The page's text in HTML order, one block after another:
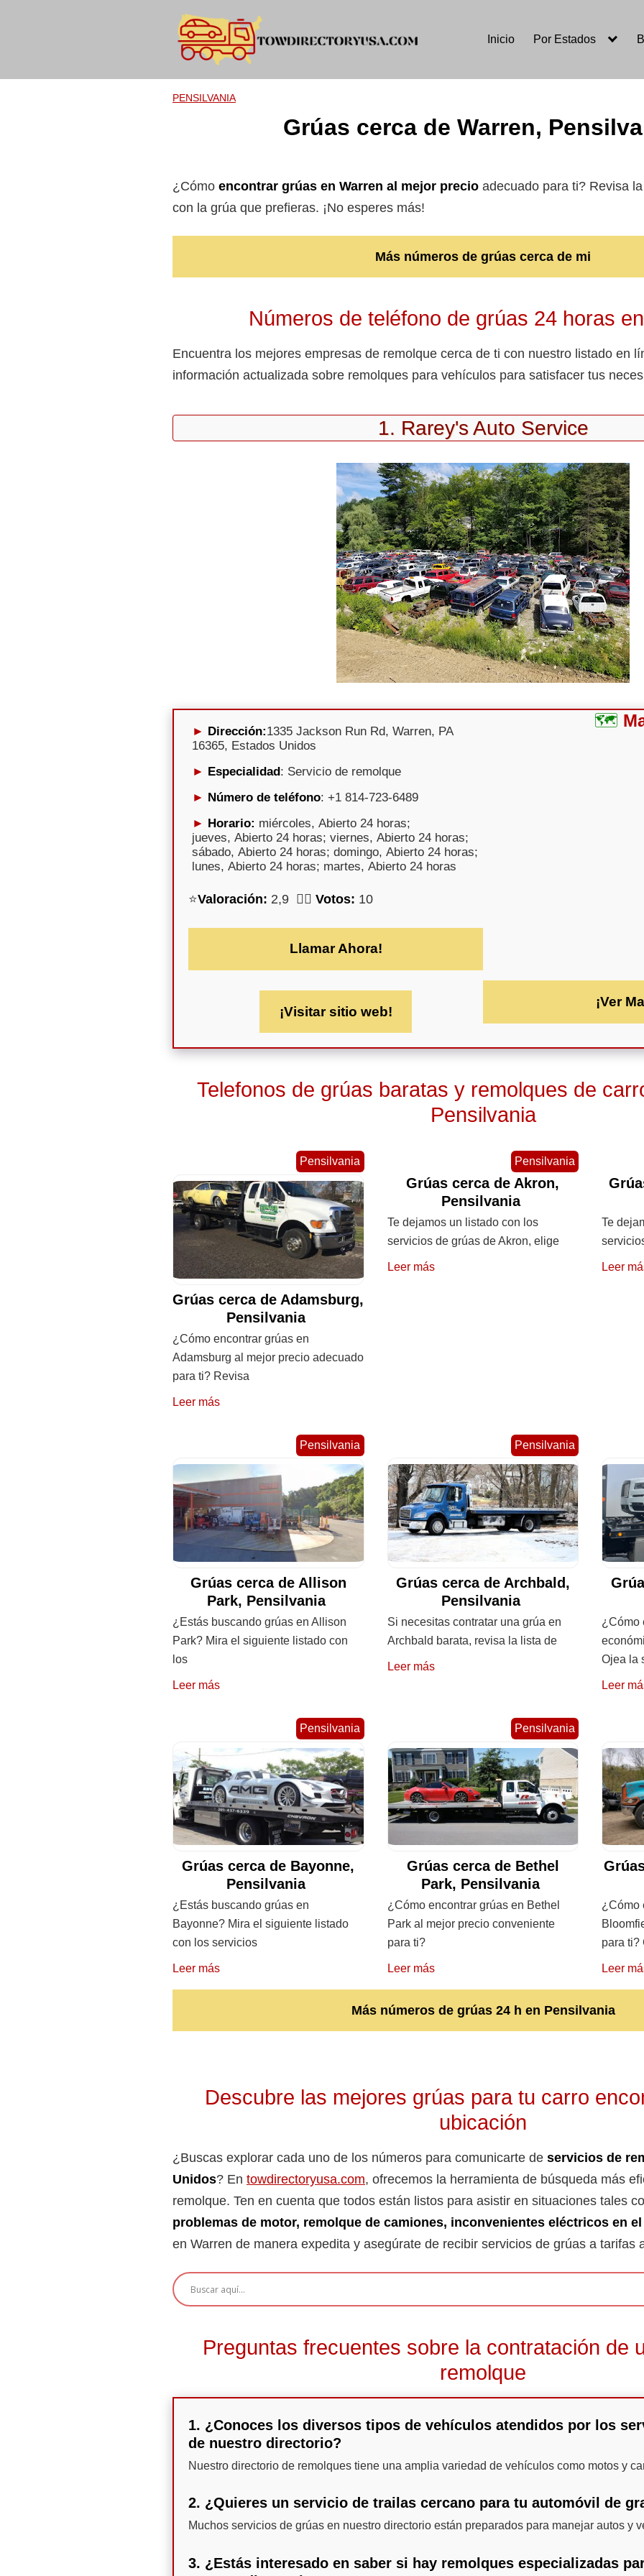
Inicio Por Estados
PENSILVANIA
Grúas cerca de Warren,
¿Cómo encontrar grúas en Warren al mejor precio adecuado para ti? Revisa
con la grúa que prefieras. ¡No esperes más!
Más números de grúas cerca de mi
Números de teléfono de grúas 24 horas
Encuentra los mejores empresas de remolque cerca de ti con nuestro listado en
información actualizada sobre remolques para vehículos para satisfacer tus
1. Rarey's Auto Service
Dirección:1335 Jackson Run Rd, Warren, PA
16365, Estados Unidos
Especialidad: Servicio de remolque
Número de teléfono: +1 814-723-6489
Horario: miércoles, Abierto 24 horas;
jueves, Abierto 24 horas; viernes, Abierto 24 horas;
sábado, Abierto 24 horas; domingo, Abierto 24 horas;
lunes, Abierto 24 horas; martes, Abierto 24 horas
⭐Valoración: 2,9 🕵️‍♀️ Votos: 10
Llamar Ahora!
¡Visitar sitio web!
¡Ver
Telefonos de grúas baratas y remolques de
Pensilvania
Pensilvania
Grúas cerca de Adamsburg,
Pensilvania
¿Cómo encontrar grúas en
Adamsburg al mejor precio adecuado
para ti? Revisa
Leer más
Pensilvania
Grúas cerca de Akron,
Pensilvania
Te dejamos un listado con los
servicios de grúas de Akron, elige
Leer más
Te
Leer
Pensilvania
Grúas cerca de Allison
Park, Pensilvania
¿Estás buscando grúas en Allison
Park? Mira el siguiente listado con
los
Leer más
Pensilvania
Grúas cerca de Archbald,
Pensilvania
Si necesitas contratar una grúa en
Archbald barata, revisa la lista de
Leer más
¿Cómo
Ojea la
Leer
Pensilvania
Grúas cerca de Bayonne,
Pensilvania
¿Estás buscando grúas en
Bayonne? Mira el siguiente listado
con los servicios
Leer más
Pensilvania
Grúas cerca de Bethel
Park, Pensilvania
¿Cómo encontrar grúas en Bethel
Park al mejor precio conveniente
para ti?
Leer más
¿Cómo
para ti?
Leer
Más números de grúas 24 h en Pensilvania
Descubre las mejores grúas para tu carro
ubicación
¿Buscas explorar cada uno de los números para comunicarte de servicios de
Unidos? En towdirectoryusa.com, ofrecemos la herramienta de búsqueda más
remolque. Ten en cuenta que todos están listos para asistir en situaciones tales
problemas de motor, remolque de camiones, inconvenientes eléctricos en
en Warren de manera expedita y asegúrate de recibir servicios de grúas a tarifas
Preguntas frecuentes sobre la contratación de
remolque
1. ¿Conoces los diversos tipos de vehículos atendidos por los
de nuestro directorio?
Nuestro directorio de remolques tiene una amplia variedad de vehículos como motos y
2. ¿Quieres un servicio de trailas cercano para tu automóvil de
Muchos servicios de grúas en nuestro directorio están preparados para manejar autos y
3. ¿Estás interesado en saber si hay remolques especializadas